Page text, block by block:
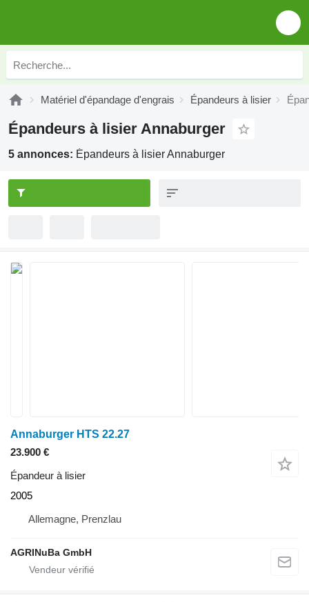
Matériel d'épandage d'engrais Épandeurs à lisier
Épandeurs à lisier Annaburger
5 annonces: Épandeurs à lisier Annaburger
Annaburger HTS 22.27
23.900 €
Épandeur à lisier
2005
Allemagne, Prenzlau
AGRINuBa GmbH